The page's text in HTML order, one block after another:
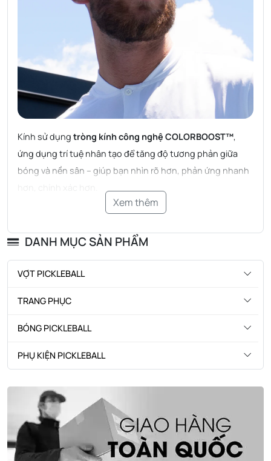
Kính sử dụng tròng kính công nghệ COLORBOOST™,
ứng dụng trí tuệ nhân tạo để tăng độ tương phản giữa
bóng và nền sân – giúp bạn nhìn rõ hơn, phản ứng nhanh
Xem thêm
DANH MỤC SẢN PHẨM
VỢT PICKLEBALL
TRANG PHỤC
BÓNG PICKLEBALL
PHỤ KIỆN PICKLEBALL